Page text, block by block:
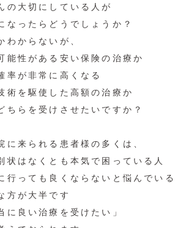
の大切にしている人が
なったらどうでしょうか？
わからないが、
能性がある安い保険の治療か
率が非常に高くなる
術を駆使した高額の治療か
ちらを受けさせたいですか？
に来られる患者様の多くは、
状はなくとも本気で困っている人
行っても良くならないと悩んでいる
方が大半です
に良い治療を受けたい」